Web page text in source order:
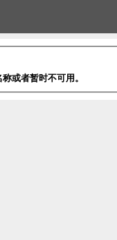
或者暂时不可用。